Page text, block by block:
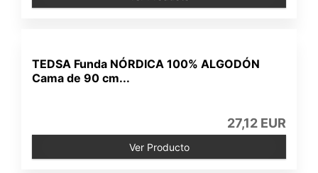
TEDSA Funda NÓRDICA 100% ALGODÓN
Cama de 90 cm...
27,12 EUR
Ver Producto